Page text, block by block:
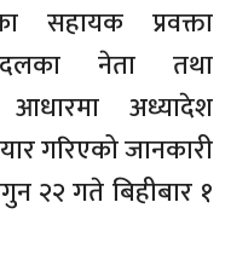
सहायक प्रवक्ता
दलका नेता तथा
अध्यादेश
गरिएको जानकारी
२२ गते बिहीबार १